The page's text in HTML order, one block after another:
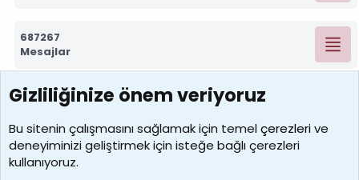
687267
Mesajlar
7388
Kullanıcılar
borabekirogluu
Son üye
Gizliliğinize önem veriyoruz
Bu sitenin çalışmasını sağlamak için temelçerezlerive
deneyiminizi geliştirmek için isteğe bağlı çerezleri
kullanıyoruz.